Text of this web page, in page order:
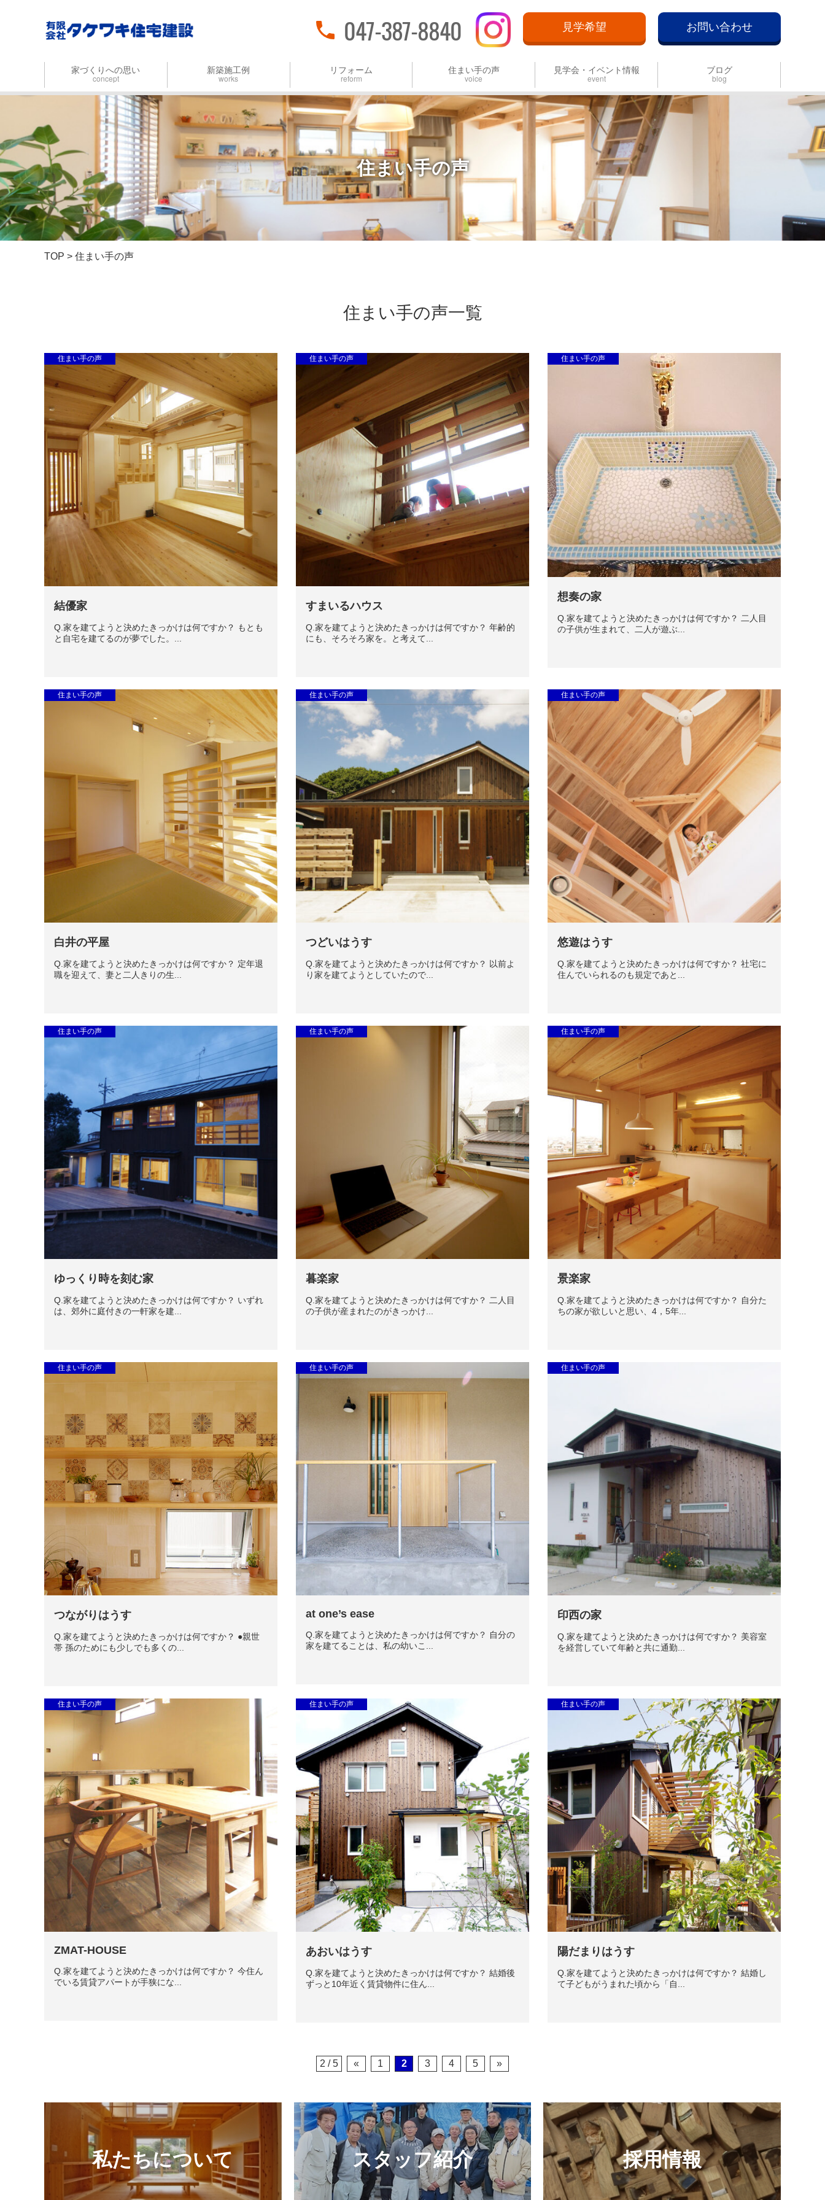
047-387-8840 見学希望 お問い合わせ
家づくりへの思い
concept
家づくりの流れ
お金のはなし
自然力を活かす
木の家にこだわる
時間をかけてつくる
住み継ぐ
新築施工例
works
タケワキデザイン
設計事務所デザイン
リフォーム
reform
マンションリフォーム
戸建てリフォーム
タケワキ5つの「聴く」
全面リフォーム・増改築
場所別・リフォーム施工
住まい手の声
voice
見学会・イベント情報
event
ブログ
blog
住まい手の声
TOP > 住まい手の声
住まい手の声一覧
住まい手の声
結優家
Q.家を建てようと決めたきっかけは何ですか？ もとも
と自宅を建てるのが夢でした。...
住まい手の声
すまいるハウス
Q.家を建てようと決めたきっかけは何ですか？ 年齢的
にも、そろそろ家を。と考えて...
住まい手の声
想奏の家
Q.家を建てようと決めたきっかけは何ですか？ 二人目
の子供が生まれて、二人が遊ぶ...
住まい手の声
白井の平屋
Q.家を建てようと決めたきっかけは何ですか？ 定年退
職を迎えて、妻と二人きりの生...
住まい手の声
つどいはうす
Q.家を建てようと決めたきっかけは何ですか？ 以前よ
り家を建てようとしていたので...
住まい手の声
悠遊はうす
Q.家を建てようと決めたきっかけは何ですか？ 社宅に
住んでいられるのも規定であと...
住まい手の声
ゆっくり時を刻む家
Q.家を建てようと決めたきっかけは何ですか？ いずれ
は、郊外に庭付きの一軒家を建...
住まい手の声
暮楽家
Q.家を建てようと決めたきっかけは何ですか？ 二人目
の子供が産まれたのがきっかけ...
住まい手の声
景楽家
Q.家を建てようと決めたきっかけは何ですか？ 自分た
ちの家が欲しいと思い、4，5年...
住まい手の声
つながりはうす
Q.家を建てようと決めたきっかけは何ですか？ ●親世
帯 孫のためにも少しでも多くの...
住まい手の声
at one’s ease
Q.家を建てようと決めたきっかけは何ですか？ 自分の
家を建てることは、私の幼いこ...
住まい手の声
印西の家
Q.家を建てようと決めたきっかけは何ですか？ 美容室
を経営していて年齢と共に通勤...
住まい手の声
ZMAT-HOUSE
Q.家を建てようと決めたきっかけは何ですか？ 今住ん
でいる賃貸アパートが手狭にな...
住まい手の声
あおいはうす
Q.家を建てようと決めたきっかけは何ですか？ 結婚後
ずっと10年近く賃貸物件に住ん...
住まい手の声
陽だまりはうす
Q.家を建てようと決めたきっかけは何ですか？ 結婚し
て子どもがうまれた頃から「自...
2 / 5 « 1 2 3 4 5 »
私たちについて スタッフ紹介 採用情報